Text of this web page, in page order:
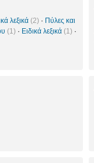
λεξικά (2) · Πύλες και
(1) · Ειδικά λεξικά (1) ·